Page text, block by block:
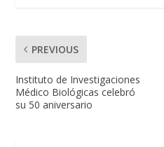
PREVIOUS
Instituto de Investigaciones
Médico Biológicas celebró
su 50 aniversario